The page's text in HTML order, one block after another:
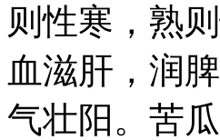
则性寒，熟
血滋肝，润
气壮阳。苦